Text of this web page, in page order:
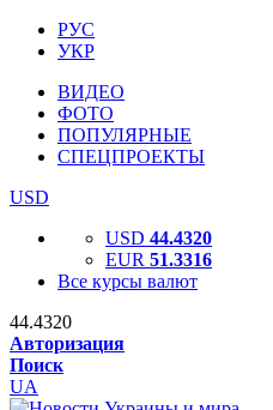
РУС
УКР
ВИДЕО
ФОТО
ПОПУЛЯРНЫЕ
СПЕЦПРОЕКТЫ
USD
USD 44.4320
EUR 51.3316
Все курсы валют
44.4320
Авторизация
Поиск
UA